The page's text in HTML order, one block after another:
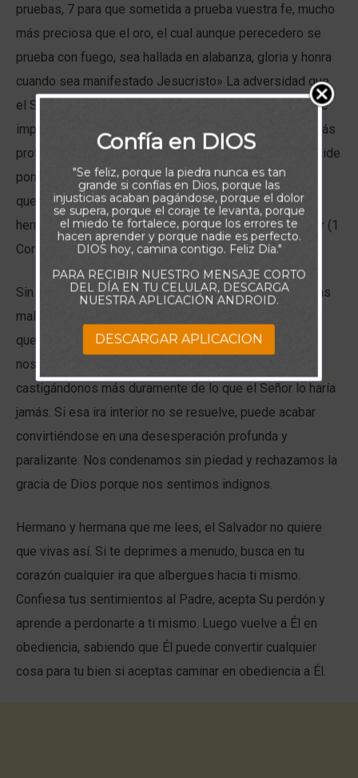
pruebas, 7 para que sometida a prueba vuestra fe, mucho
más preciosa que el oro, el cual aunque perecedero se
prueba con fuego, sea hallada en alabanza, gloria y honra
cuando sea manifestado Jesucristo» La adversidad que
el Señor permite en nuestras vidas puede ser un puente
impresionante hacia una fe más fuerte y una relación más
profunda con Él. También sabemos que si el Padre decide
poner a prueba nuestro carácter, no nos dará más de lo
que podamos soportar, sino que nos proporcionará las
herramientas necesarias para que podamos perseverar (1
Corintios 10:13).
Sin embargo, cuando nos damos cuenta de que nuestras
malas decisiones han tenido consecuencias dolorosas
que debemos soportar, podemos enfurecernos con
nosotros mismos, reprendiéndonos sin descanso y
castigándonos más duramente de lo que el Señor lo haría
jamás. Si esa ira interior no se resuelve, puede acabar
convirtiéndose en una desesperación profunda y
paralizante. Nos condenamos sin piedad y rechazamos la
gracia de Dios porque nos sentimos indignos.
Hermano y hermana que me lees, el Salvador no quiere
que vivas así. Si te deprimes a menudo, busca en tu
corazón cualquier ira que albergues hacia ti mismo.
Confiesa tus sentimientos al Padre, acepta Su perdón y
aprende a perdonarte a ti mismo. Luego vuelve a Él en
obediencia, sabiendo que Él puede convertir cualquier
cosa para tu bien si aceptas caminar en obediencia a Él.
Confía en DIOS
"Se feliz, porque la piedra nunca es tan
grande si confías en Dios, porque las
injusticias acaban pagándose, porque el dolor
se supera, porque el coraje te levanta, porque
el miedo te fortalece, porque los errores te
hacen aprender y porque nadie es perfecto.
DIOS hoy, camina contigo. Feliz Día."
PARA RECIBIR NUESTRO MENSAJE CORTO
DEL DÍA EN TU CELULAR, DESCARGA
NUESTRA APLICACIÓN ANDROID.
DESCARGAR APLICACION